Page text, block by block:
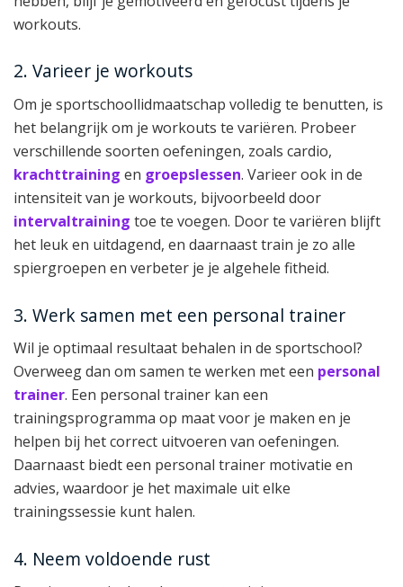
workouts.
2. Varieer je workouts
Om je sportschoollidmaatschap volledig te benutten, is
het belangrijk om je workouts te variëren. Probeer
verschillende soorten oefeningen, zoals cardio,
krachttraining en groepslessen. Varieer ook in de
intensiteit van je workouts, bijvoorbeeld door
intervaltraining toe te voegen. Door te variëren blijft
het leuk en uitdagend, en daarnaast train je zo alle
spiergroepen en verbeter je je algehele fitheid.
3. Werk samen met een personal trainer
Wil je optimaal resultaat behalen in de sportschool?
Overweeg dan om samen te werken met een personal
trainer. Een personal trainer kan een
trainingsprogramma op maat voor je maken en je
helpen bij het correct uitvoeren van oefeningen.
Daarnaast biedt een personal trainer motivatie en
advies, waardoor je het maximale uit elke
trainingssessie kunt halen.
4. Neem voldoende rust